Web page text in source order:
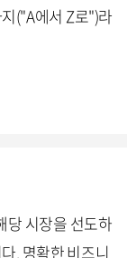
("A에서 Z로")라
당 시장을 선도하
. 명확한 비즈니